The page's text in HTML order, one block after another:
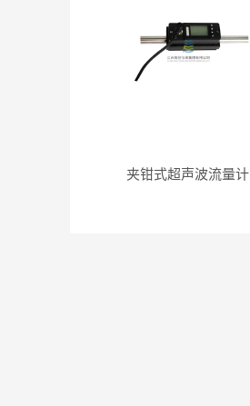
夹钳式超声波流量计